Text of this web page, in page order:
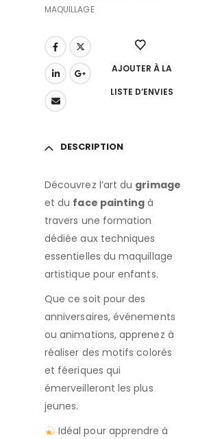
MAQUILLAGE
AJOUTER À LA
LISTE D’ENVIES
DESCRIPTION
Découvrez l’art du grimage
et du face painting à
travers une formation
dédiée aux techniques
essentielles du maquillage
artistique pour enfants.
Que ce soit pour des
anniversaires, événements
ou animations, apprenez à
réaliser des motifs colorés
et féeriques qui
émerveilleront les plus
jeunes.
Idéal pour apprendre à